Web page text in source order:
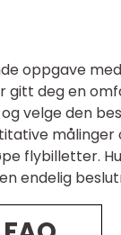
oppgave
gitt deg en
velge den
målinger
flybilletter.
endelig